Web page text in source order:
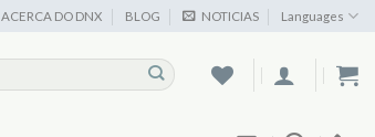
ACERCA DO DNX BLOG NOTICIAS Languages